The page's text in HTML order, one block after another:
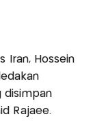
Iran, Hossein
disimpan
Rajaee.